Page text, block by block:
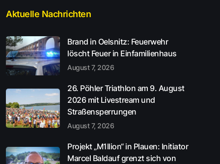
Aktuelle Nachrichten
Brand in Oelsnitz: Feuerwehr
löscht Feuer in Einfamilienhaus
August 7, 2026
26. Pöhler Triathlon am 9. August
2026 mit Livestream und
Straßensperrungen
August 7, 2026
Projekt „M1llion“ in Plauen: Initiator
Marcel Baldauf grenzt sich von